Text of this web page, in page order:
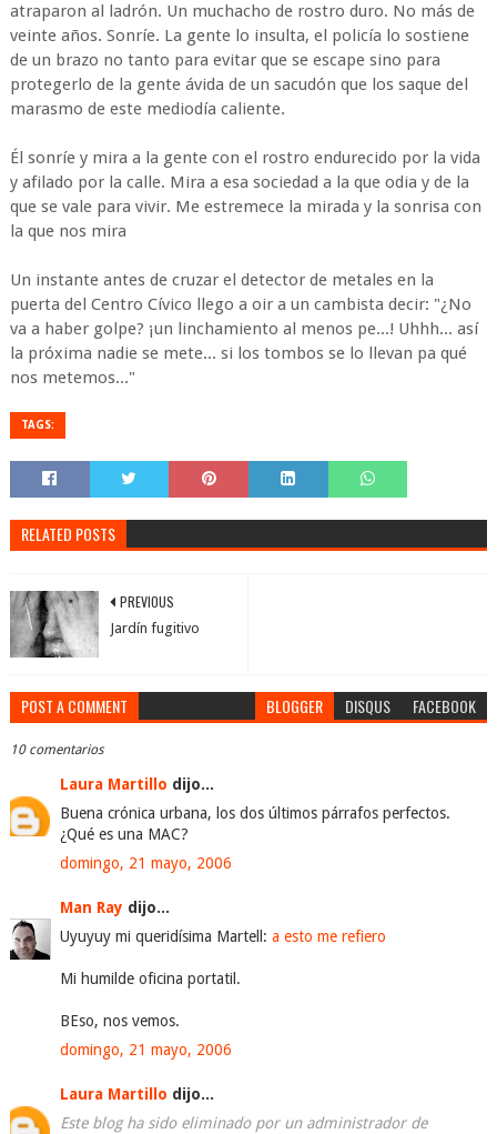
atraparon al ladrón. Un muchacho de rostro duro. No más de
veinte años. Sonríe. La gente lo insulta, el policía lo sostiene
de un brazo no tanto para evitar que se escape sino para
protegerlo de la gente ávida de un sacudón que los saque del
marasmo de este mediodía caliente.
Él sonríe y mira a la gente con el rostro endurecido por la vida
y afilado por la calle. Mira a esa sociedad a la que odia y de la
que se vale para vivir. Me estremece la mirada y la sonrisa con
la que nos mira
Un instante antes de cruzar el detector de metales en la
puerta del Centro Cívico llego a oir a un cambista decir: "¿No
va a haber golpe? ¡un linchamiento al menos pe...! Uhhh... así
la próxima nadie se mete... si los tombos se lo llevan pa qué
nos metemos..."
TAGS:
RELATED POSTS
PREVIOUS
Jardín fugitivo
POST A COMMENT BLOGGER DISQUS FACEBOOK
10 comentarios
Laura Martillo dijo...
Buena crónica urbana, los dos últimos párrafos perfectos.
¿Qué es una MAC?
domingo, 21 mayo, 2006
Man Ray dijo...
Uyuyuy mi queridísima Martell: a esto me refiero
Mi humilde oficina portatil.
BEso, nos vemos.
domingo, 21 mayo, 2006
Laura Martillo dijo...
Este blog ha sido eliminado por un administrador de